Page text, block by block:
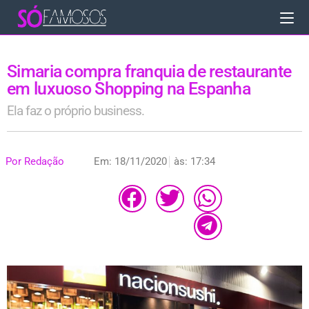
Simaria compra franquia de restaurante
em luxuoso Shopping na Espanha
Ela faz o próprio business.
Por Redação Em: 18/11/2020 às: 17:34